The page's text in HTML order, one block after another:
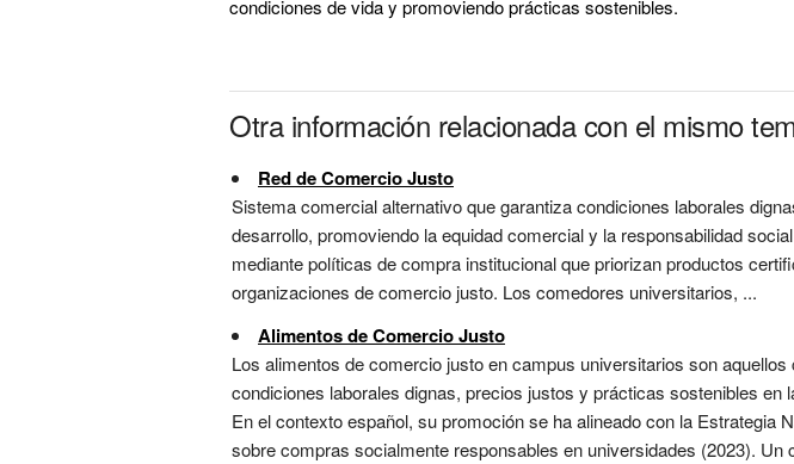
condiciones de vida y promoviendo prácticas sostenibles.
Otra información relacionada con el mismo
Red de Comercio Justo
Sistema comercial alternativo que garantiza condiciones laborales
desarrollo, promoviendo la equidad comercial y la responsabilidad
mediante políticas de compra institucional que priorizan productos
organizaciones de comercio justo. Los comedores universitarios, ...
Alimentos de Comercio Justo
Los alimentos de comercio justo en campus universitarios son
condiciones laborales dignas, precios justos y prácticas sostenibles
En el contexto español, su promoción se ha alineado con la
sobre compras socialmente responsables en universidades (2023). Un